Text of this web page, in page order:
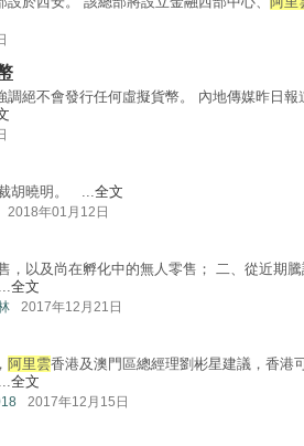
調絕不會發行任何虛擬貨幣。 內地傳媒昨日報
胡曉明。 ...全文
2018年01月12日
，以及尚在孵化中的無人零售； 二、從近期
全文
2017年12月21日
阿里雲香港及澳門區總經理劉彬星建議，香港
全文
2017年12月15日